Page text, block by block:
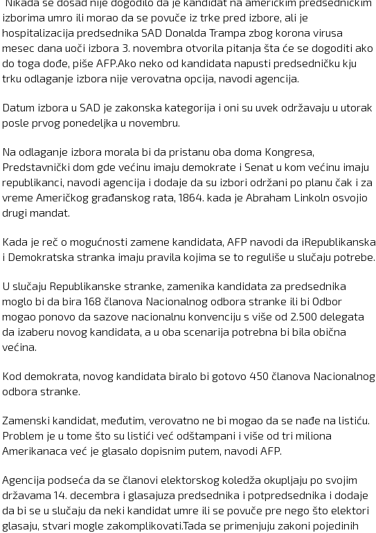
izborima umro ili morao da se povuče iz trke pred izbore, ali je
hospitalizacija predsednika SAD Donalda Trampa zbog korona virusa
mesec dana uoči izbora 3. novembra otvorila pitanja šta će se dogoditi ako
do toga dođe, piše AFP.Ako neko od kandidata napusti predsedničku kju
trku odlaganje izbora nije verovatna opcija, navodi agencija.
Datum izbora u SAD je zakonska kategorija i oni su uvek održavaju u utorak
posle prvog ponedeljka u novembru.
Na odlaganje izbora morala bi da pristanu oba doma Kongresa,
Predstavnički dom gde većinu imaju demokrate i Senat u kom većinu imaju
republikanci, navodi agencija i dodaje da su izbori održani po planu čak i za
vreme Američkog građanskog rata, 1864. kada je Abraham Linkoln osvojio
drugi mandat.
Kada je reč o mogućnosti zamene kandidata, AFP navodi da iRepublikanska
i Demokratska stranka imaju pravila kojima se to reguliše u slučaju potrebe.
U slučaju Republikanske stranke, zamenika kandidata za predsednika
moglo bi da bira 168 članova Nacionalnog odbora stranke ili bi Odbor
mogao ponovo da sazove nacionalnu konvenciju s više od 2.500 delegata
da izaberu novog kandidata, a u oba scenarija potrebna bi bila obična
većina.
Kod demokrata, novog kandidata biralo bi gotovo 450 članova Nacionalnog
odbora stranke.
Zamenski kandidat, međutim, verovatno ne bi mogao da se nađe na listiću.
Problem je u tome što su listići već odštampani i više od tri miliona
Amerikanaca već je glasalo dopisnim putem, navodi AFP.
Agencija podseća da se članovi elektorskog koledža okupljaju po svojim
državama 14. decembra i glasajuza predsednika i potpredsednika i dodaje
da bi se u slučaju da neki kandidat umre ili se povuče pre nego što elektori
glasaju, stvari mogle zakomplikovati.Tada se primenjuju zakoni pojedinih